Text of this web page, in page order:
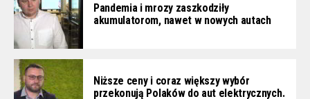
Pandemia i mrozy zaszkodziły
akumulatorom, nawet w nowych autach
Niższe ceny i coraz większy wybór
przekonują Polaków do aut elektrycznych.